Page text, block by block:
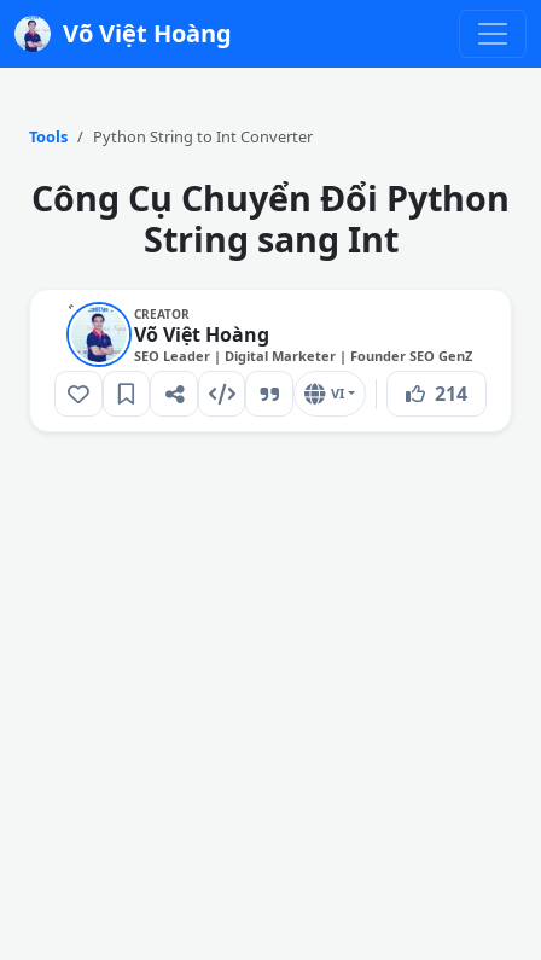
Võ Việt Hoàng
Tools Python String to Int Converter
Công Cụ Chuyển Đổi Python
String sang Int
CREATOR
Võ Việt Hoàng
SEO Leader | Digital Marketer | Founder SEO GenZ
VI 214
Copy Code
Copy Result